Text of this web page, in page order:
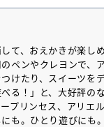
て、おえかきが楽し
ペンやクレヨンで、
けたり、スイーツを
べる！」と、大好評の
プリンセス、アリエ
も。ひとり遊びにも。